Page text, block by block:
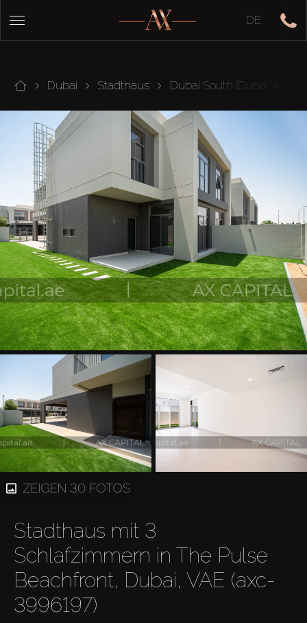
DE
Dubai Stadthaus Dubai South (Dubai World
ZEIGEN 30 FOTOS
Stadthaus mit 3
Schlafzimmern in The Pulse
Beachfront, Dubai, VAE (axc-
3996197)